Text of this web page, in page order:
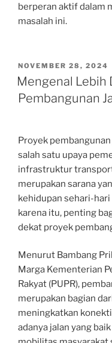
berperan aktif dalam
masalah ini.
POSTED
ON
NOVEMBER 28, 2024
Mengenal Lebih
Pembangunan
Proyek
salah satu upaya
infrastruktur
merupakan sarana
kehidupan sehari-
karena itu, penting
dekat proyek
Menurut Bambang
Marga Kementerian
Rakyat (PUPR),
merupakan bagian
meningkatkan
adanya jalan yang